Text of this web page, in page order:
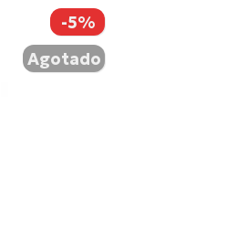
-5%
Agotado